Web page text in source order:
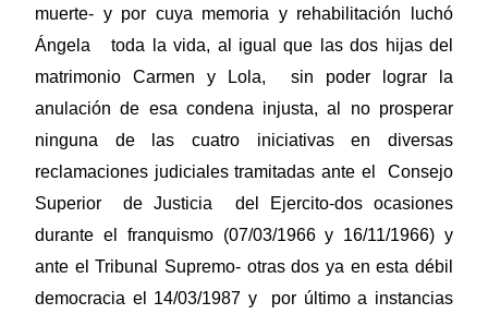
muerte- y por cuya memoria y rehabilitación luchó
Ángela toda la vida, al igual que las dos hijas del
matrimonio Carmen y Lola, sin poder lograr la
anulación de esa condena injusta, al no prosperar
ninguna de las cuatro iniciativas en diversas
reclamaciones judiciales tramitadas ante el Consejo
Superior de Justicia del Ejercito-dos ocasiones
durante el franquismo (07/03/1966 y 16/11/1966) y
ante el Tribunal Supremo- otras dos ya en esta débil
democracia el 14/03/1987 y por último a instancias